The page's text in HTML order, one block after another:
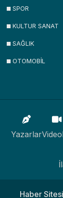
SPOR
KULTUR SANAT
SAĞLIK
OTOMOBİL
Yazarlar
Haber